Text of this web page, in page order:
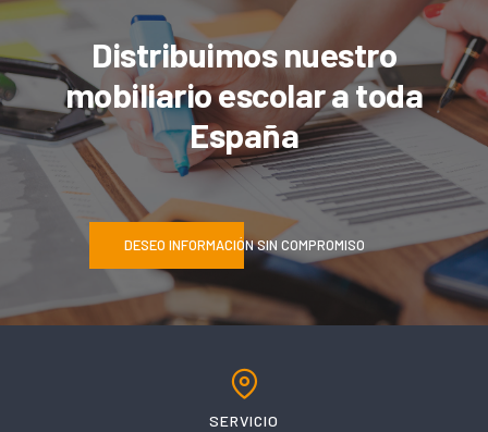
Distribuimos nuestro
mobiliario escolar a toda
España
DESEO INFORMACIÓN SIN COMPROMISO
SERVICIO